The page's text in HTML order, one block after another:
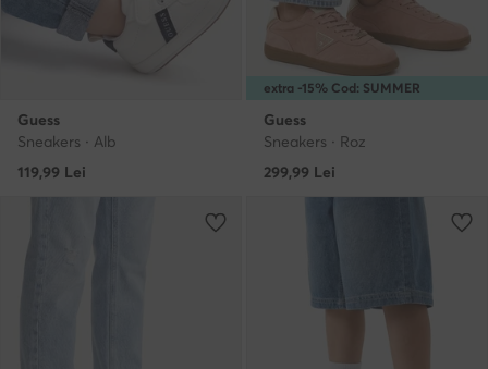
Guess
Sneakers · Alb
119,99 Lei
extra -15% Cod: SUMMER
Guess
Sneakers · Roz
299,99 Lei